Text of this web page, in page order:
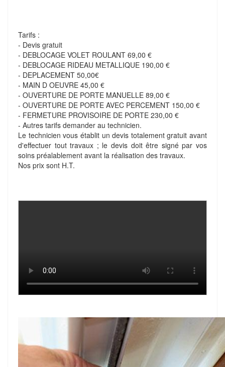
Tarifs :
- Devis gratuit
- DEBLOCAGE VOLET ROULANT 69,00 €
- DEBLOCAGE RIDEAU METALLIQUE 190,00 €
- DEPLACEMENT 50,00€
- MAIN D OEUVRE 45,00 €
- OUVERTURE DE PORTE MANUELLE 89,00 €
- OUVERTURE DE PORTE AVEC PERCEMENT 150,00 €
- FERMETURE PROVISOIRE DE PORTE 230,00 €
- Autres tarifs demander au technicien.
Le technicien vous établit un devis totalement gratuit avant
d'effectuer tout travaux ; le devis doit être signé par vos
soins préalablement avant la réalisation des travaux.
Nos prix sont H.T.